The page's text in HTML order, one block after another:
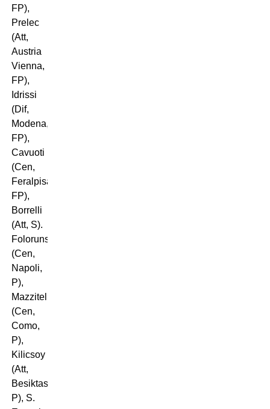
FP),
Prelec
(Att,
Austria
Vienna,
FP),
Idrissi
(Dif,
Modena,
FP),
Cavuoti
(Cen,
Feralpisalò,
FP),
Borrelli
(Att, S).
Folorunsho
(Cen,
Napoli,
P),
Mazzitelli
(Cen,
Como,
P),
Kilicsoy
(Att,
Besiktas,
P), S.